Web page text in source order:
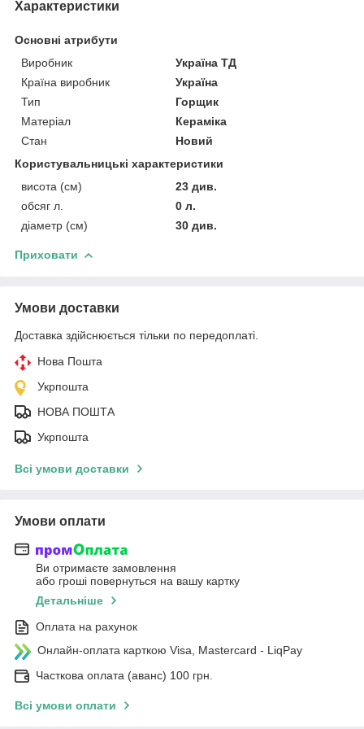
Характеристики
Основні атрибути
Виробник
Україна ТД
Країна виробник
Україна
Тип
Горщик
Матеріал
Кераміка
Стан
Новий
Користувальницькі характеристики
висота (см)
23 див.
обсяг л.
0 л.
діаметр (см)
30 див.
Приховати
Умови доставки
Доставка здійснюється тільки по передоплаті.
Нова Пошта
Укрпошта
НОВА ПОШТА
Укрпошта
Всі умови доставки
Умови оплати
Ви отримаєте замовлення
або гроші повернуться на вашу картку
Детальніше
Оплата на рахунок
Онлайн-оплата карткою Visa, Mastercard - LiqPay
Часткова оплата (аванс) 100 грн.
Всі умови оплати